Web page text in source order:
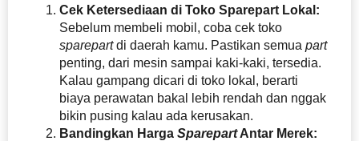
Cek Ketersediaan di Toko Sparepart Lokal:
Sebelum membeli mobil, coba cek toko
sparepartdi daerah kamu. Pastikan semua part
penting, dari mesin sampai kaki-kaki, tersedia.
Kalau gampang dicari di toko lokal, berarti
biaya perawatan bakal lebih rendah dan nggak
bikin pusing kalau ada kerusakan.
Bandingkan Harga SparepartAntar Merek: